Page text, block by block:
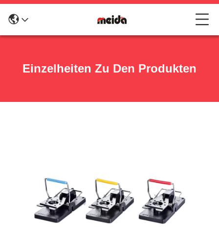
Einzelheiten Zu Den Produkten